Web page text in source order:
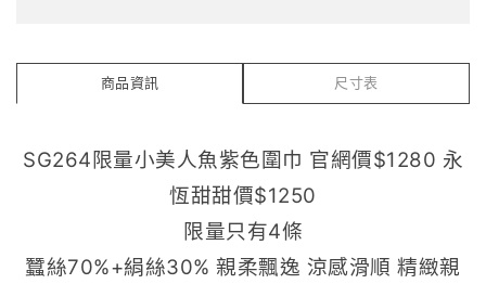
商品資訊 尺寸表
SG264限量小美人魚紫色圍巾 官網價$1280 永
恆甜甜價$1250
限量只有4條
蠶絲70%+絹絲30% 親柔飄逸 涼感滑順 精緻親